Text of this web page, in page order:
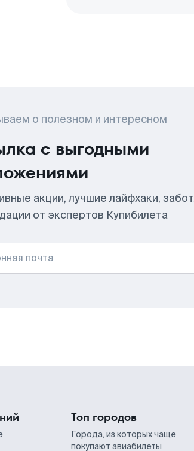
о полезном и интересном
с выгодными
акции, лучшие лайфхаки,
от экспертов Купибилета
почта
Топ городов
Города, из которых чаще
покупают авиабилеты